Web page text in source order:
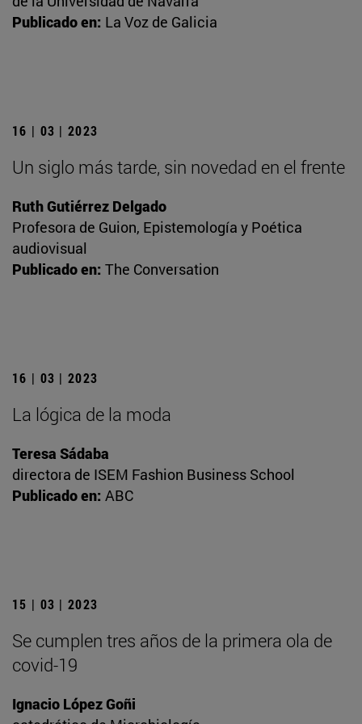
Publicado en: La Voz de Galicia
16 | 03 | 2023
Un siglo más tarde, sin novedad en el frente
Ruth Gutiérrez Delgado
Profesora de Guion, Epistemología y Poética
audiovisual
Publicado en: The Conversation
16 | 03 | 2023
La lógica de la moda
Teresa Sádaba
directora de ISEM Fashion Business School
Publicado en: ABC
15 | 03 | 2023
Se cumplen tres años de la primera ola de
covid-19
Ignacio López Goñi